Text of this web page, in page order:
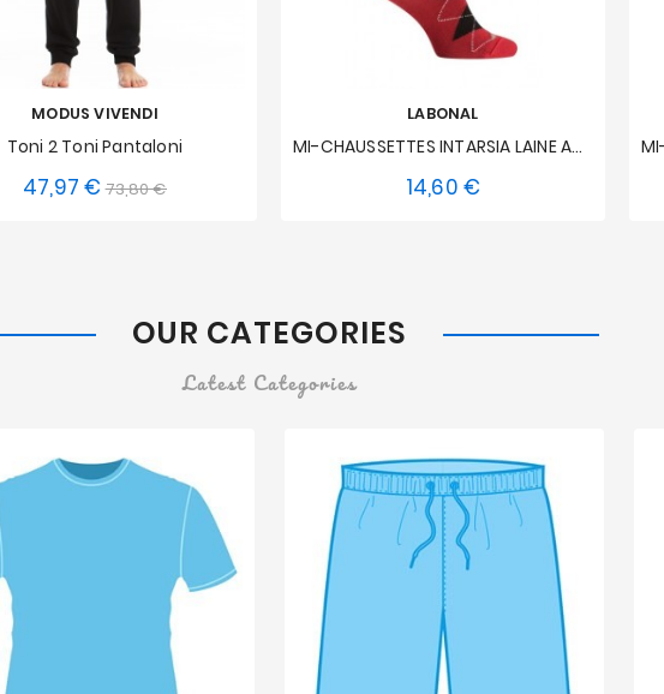
MODUS VIVENDI
Toni 2 Toni Pantaloni
47,97 € Prezzo
73,80 €Prezzo
L
LABONAL
MI-CHAUSSETTES INTARSIA LAINE ANGORA - Seamless - Rosso
14,60 €
44-45
OUR CATEGORIES
Latest Categories